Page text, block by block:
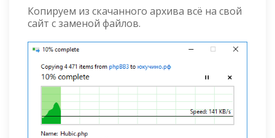
Копируем из скачанного архива всё на свой
сайт с заменой файлов.